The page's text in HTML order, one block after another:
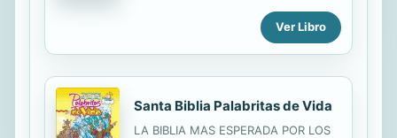
age-appropriate Spanish text.
dividido en seis bloques temáticos:
La geología y la biología como
ciencias naturales, Estructura y
de la Tierra, Uniformidad y diversidad
de los seres vivos, Mantenimiento
de la vida y Perpetuación de la vida.
Ver Libro
Santa Biblia Palabritas de Vida
LA BIBLIA MAS ESPERADA POR LOS